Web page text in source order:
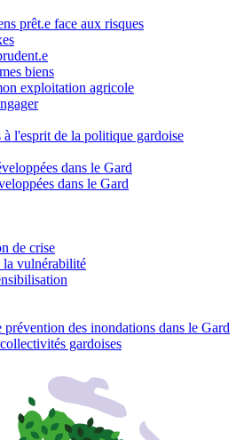
prêt.e face aux risques
biens
exploitation agricole
l'esprit de la politique gardoise
dans le Gard
dans le Gard
de crise
la vulnérabilité
des inondations dans le Gard
gardoises